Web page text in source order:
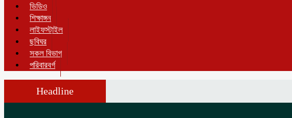
ভিডিও
শিক্ষাঙ্গন
লাইফস্টাইল
ছবিঘর
সকল বিভাগ
পরিবারবর্গ
Headline